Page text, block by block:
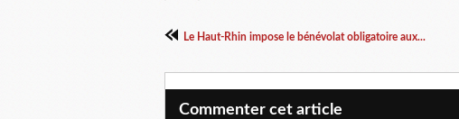
Le Haut-Rhin impose le bénévolat obligatoire aux...
Commenter cet article